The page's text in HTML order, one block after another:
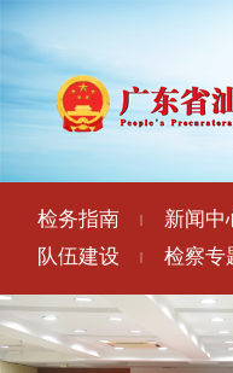
检务指南 新闻中
队伍建设
检察专